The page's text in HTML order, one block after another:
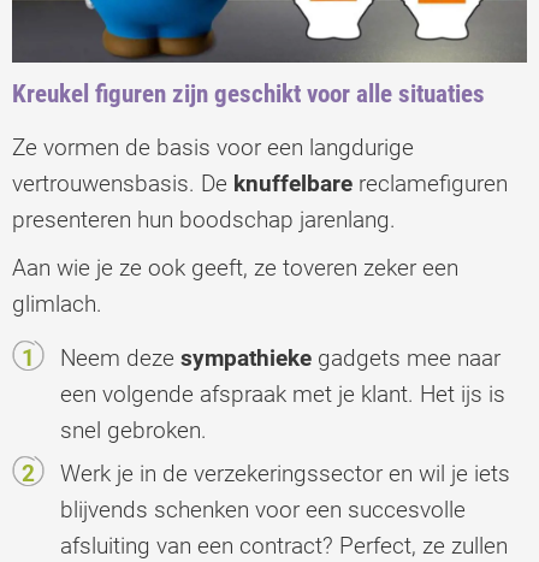
Kreukel figuren zijn geschikt voor alle situaties
Ze vormen de basis voor een langdurige
vertrouwensbasis. De knuffelbare reclamefiguren
presenteren hun boodschap jarenlang.
Aan wie je ze ook geeft, ze toveren zeker een
glimlach.
Neem deze sympathieke gadgets mee naar
een volgende afspraak met je klant. Het ijs is
snel gebroken.
Werk je in de verzekeringssector en wil je iets
blijvends schenken voor een succesvolle
afsluiting van een contract? Perfect, ze zullen